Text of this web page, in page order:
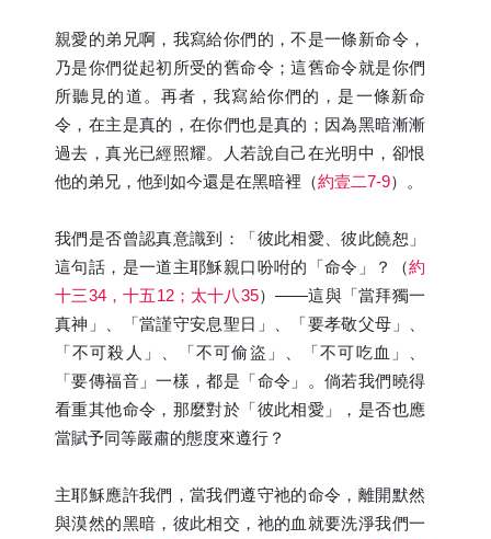
親愛的弟兄啊，我寫給你們的，不是一條新命令，
乃是你們從起初所受的舊命令；這舊命令就是你們
所聽見的道。再者，我寫給你們的，是一條新命
令，在主是真的，在你們也是真的；因為黑暗漸漸
過去，真光已經照耀。人若說自己在光明中，卻恨
他的弟兄，他到如今還是在黑暗裡（約壹二7-9）。
我們是否曾認真意識到：「彼此相愛、彼此饒恕」
這句話，是一道主耶穌親口吩咐的「命令」？（約
十三34，十五12；太十八35）——這與「當拜獨一
真神」、「當謹守安息聖日」、「要孝敬父母」、
「不可殺人」、「不可偷盜」、「不可吃血」、
「要傳福音」一樣，都是「命令」。倘若我們曉得
看重其他命令，那麼對於「彼此相愛」，是否也應
當賦予同等嚴肅的態度來遵行？
主耶穌應許我們，當我們遵守祂的命令，離開默然
與漠然的黑暗，彼此相交，祂的血就要洗淨我們一